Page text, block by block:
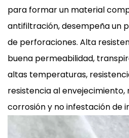
para formar un material
antifiltración, desempeña un
de perforaciones. Alta
buena permeabilidad,
altas temperaturas,
resistencia al envejecimiento,
corrosión y no infestación de